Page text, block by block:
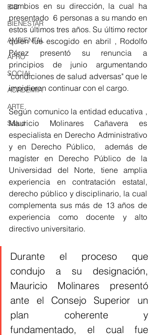
BID
BIENESTAR
AMBIENTAL
AFRO
SOCIAL
ACADEMIA
ARTE
Salud
cambios en su dirección, la cual ha
presentado  6 personas a su mando en
estos últimos tres años. Su último rector
quien fue escogido en abril , Rodolfo
Pérez presentó su renuncia a
principios de junio argumentando
"condiciones de salud adversas" que le
impidieron continuar con el cargo.
Según comunico la entidad educativa ,
Mauricio Molinares Cañavera es
especialista en Derecho Administrativo
y en Derecho Público,  además de
magíster en Derecho Público de la
Universidad del Norte, tiene amplia
experiencia en contratación estatal,
derecho público y disciplinario, la cual
complementa sus más de 13 años de
experiencia como docente y alto
directivo universitario.
Durante el proceso que
condujo a su designación,
Mauricio Molinares presentó
ante el Consejo Superior un
plan coherente y
fundamentado, el cual fue